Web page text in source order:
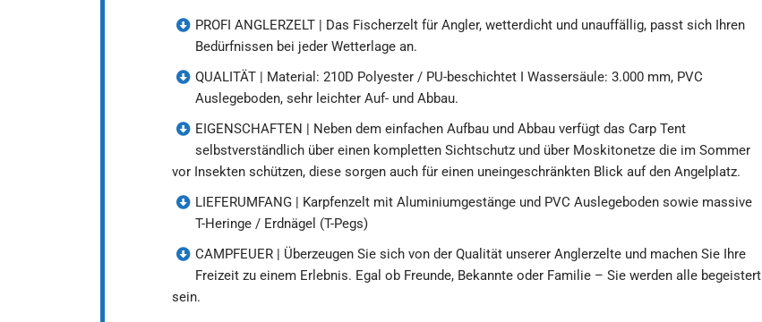
PROFI ANGLERZELT | Das Fischerzelt für Angler, wetterdicht und unauffällig, passt sich Ihren
Bedürfnissen bei jeder Wetterlage an.
QUALITÄT | Material: 210D Polyester / PU-beschichtet I Wassersäule: 3.000 mm, PVC
Auslegeboden, sehr leichter Auf- und Abbau.
EIGENSCHAFTEN | Neben dem einfachen Aufbau und Abbau verfügt das Carp Tent
selbstverständlich über einen kompletten Sichtschutz und über Moskitonetze die im Sommer
vor Insekten schützen, diese sorgen auch für einen uneingeschränkten Blick auf den Angelplatz.
LIEFERUMFANG | Karpfenzelt mit Aluminiumgestänge und PVC Auslegeboden sowie massive
T-Heringe / Erdnägel (T-Pegs)
CAMPFEUER | Überzeugen Sie sich von der Qualität unserer Anglerzelte und machen Sie Ihre
Freizeit zu einem Erlebnis. Egal ob Freunde, Bekannte oder Familie – Sie werden alle begeistert
sein.